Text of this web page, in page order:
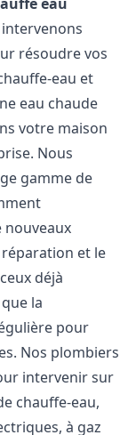
résoudre vos
eau et
eau chaude
votre maison
Nous
gamme de
nouveaux
et le
déjà
la
pour
Nos plombiers
intervenir sur
chauffe-eau,
à gaz